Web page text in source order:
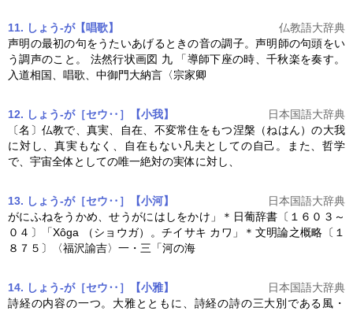
11. しょう‐が【唱歌】
仏教語大辞典
声明の最初の句をうたいあげるときの音の調子。声明師の句頭をい
う調声のこと。 法然行状画図 九 「導師下座の時、千秋楽を奏す。
入道相国、唱歌、中御門大納言〈宗家卿
12. しょう‐が［セウ‥］【小我】
日本国語大辞典
〔名〕仏教で、真実、自在、不変常住をもつ涅槃（ねはん）の大我
に対し、真実もなく、自在もない凡夫としての自己。また、哲学
で、宇宙全体としての唯一絶対の実体に対し、
13. しょう‐が［セウ‥］【小河】
日本国語大辞典
がにふねをうかめ、せうがにはしをかけ」＊日葡辞書〔１６０３～
０４〕「Xôga （ショウガ）。チイサキ カワ」＊文明論之概略〔１
８７５〕〈福沢諭吉〉一・三「河の海
14. しょう‐が［セウ‥］【小雅】
日本国語大辞典
詩経の内容の一つ。大雅とともに、詩経の詩の三大別である風・